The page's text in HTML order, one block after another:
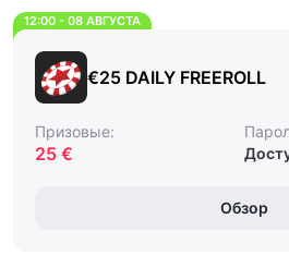
12:00 - 08 АВГУСТА
€25 DAILY FREEROLL
Призовые:
25 €
Обзор